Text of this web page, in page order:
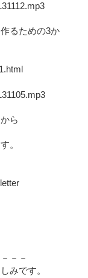
るための3か
ら
。
－－
みです。